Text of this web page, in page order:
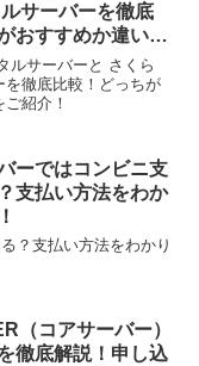
サーバーを徹底
おすすめか違いを
ルサーバーと さくら
を徹底比較！どっちが
紹介！
ーではコンビニ支
支払い方法をわか
？支払い方法をわかり
（コアサーバー）
徹底解説！申し込